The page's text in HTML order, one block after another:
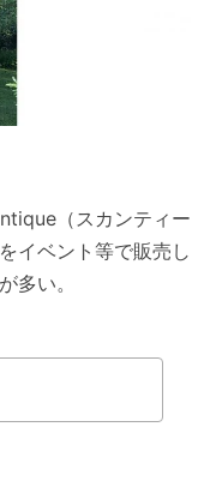
（スカンティー
イベント等で販売し
多い。